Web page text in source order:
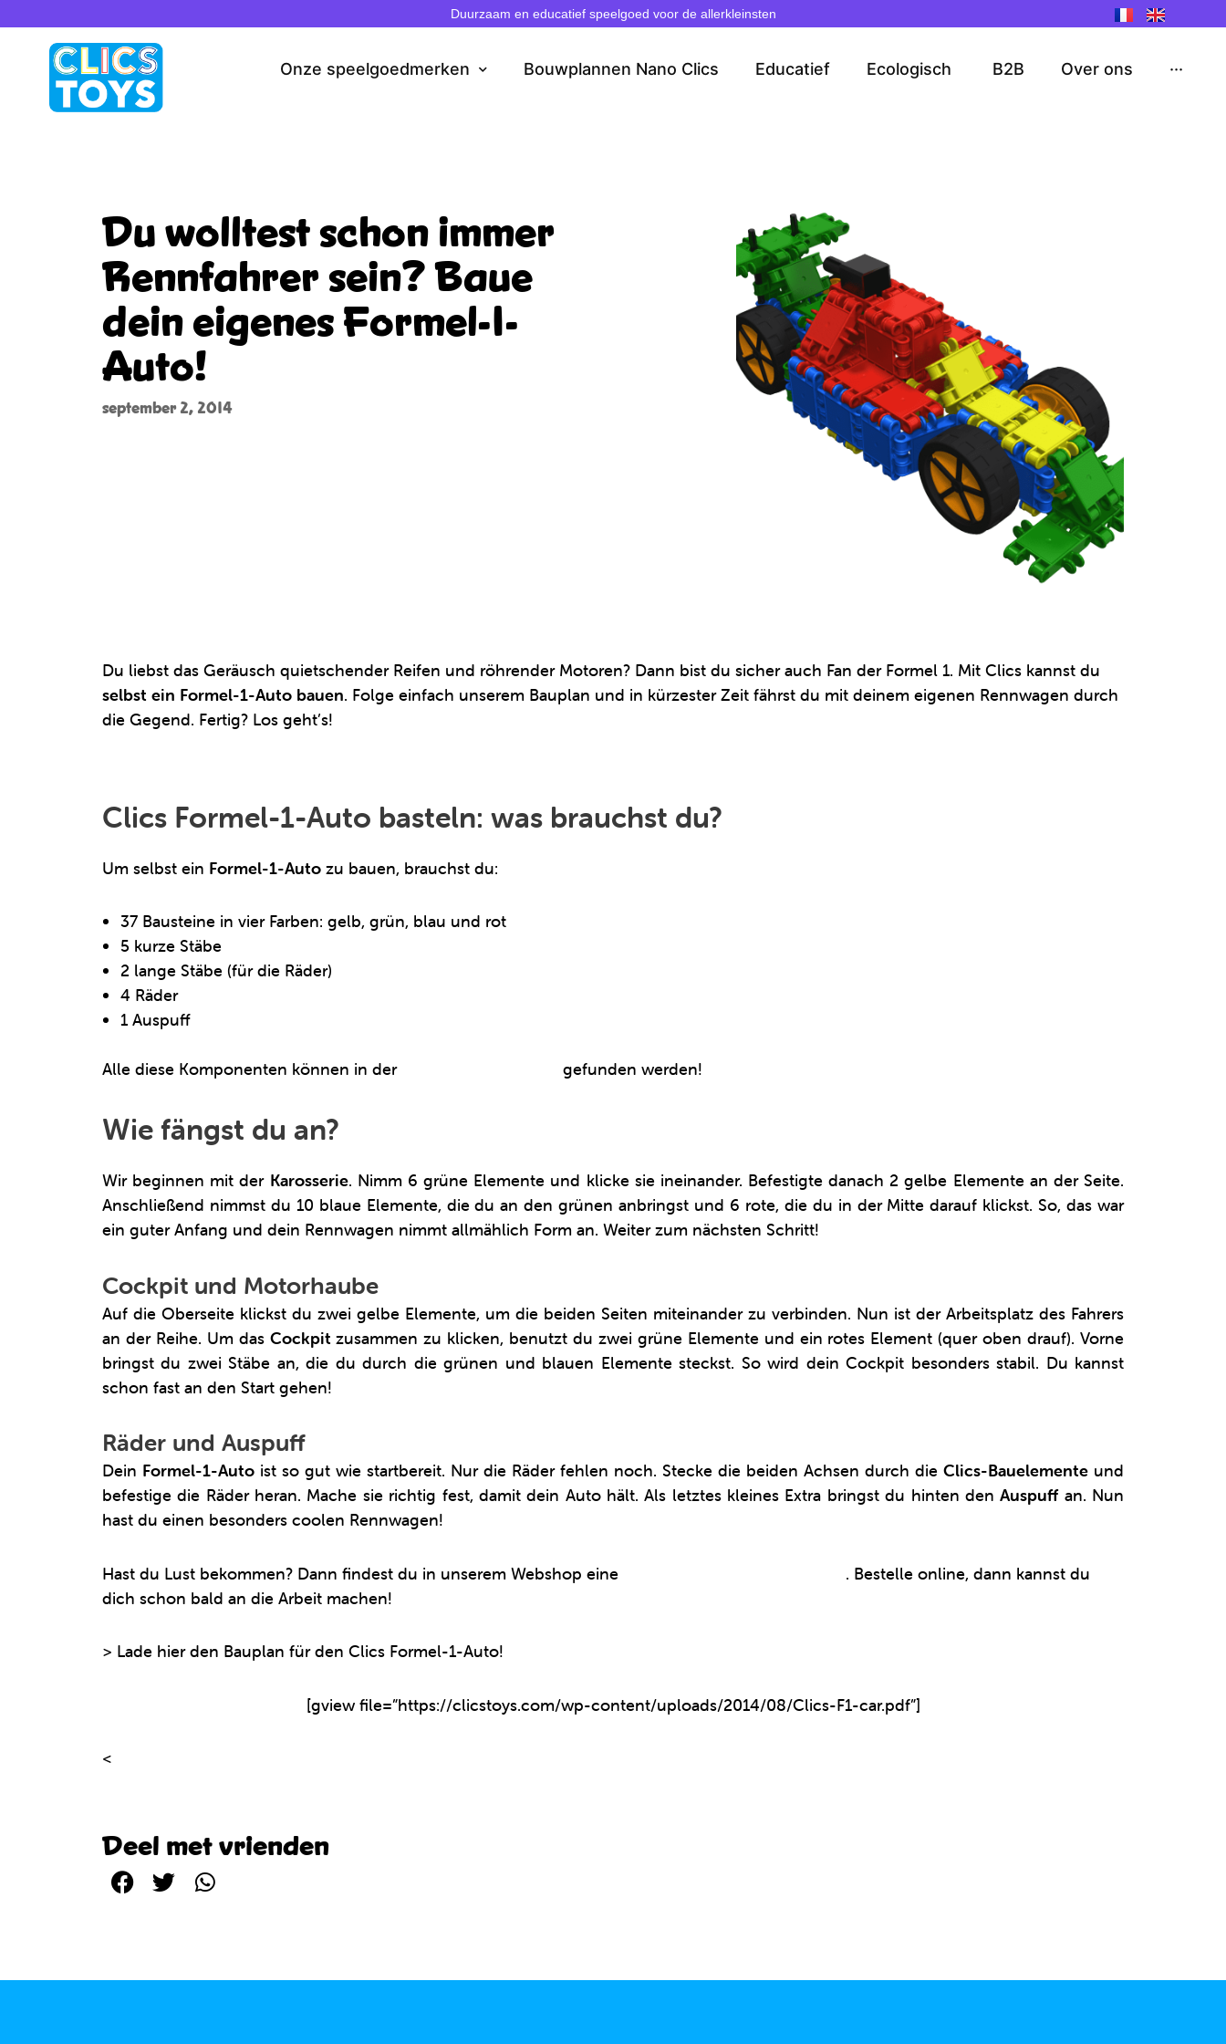
naar
Duurzaam en educatief speelgoed voor de allerkleinsten
Onze speelgoedmerken Bouwplannen Nano Clics Educatief Ecologisch B2B Over ons ···
Du wolltest schon immer
Rennfahrer sein? Baue
dein eigenes Formel-1-
Auto!
september 2, 2014
Du liebst das Geräusch quietschender Reifen und röhrender Motoren? Dann bist du sicher auch Fan der Formel 1. Mit Clics kannst du
selbst ein Formel-1-Auto bauen. Folge einfach unserem Bauplan und in kürzester Zeit fährst du mit deinem eigenen Rennwagen durch
die Gegend. Fertig? Los geht’s!
Clics Formel-1-Auto basteln: was brauchst du?
Um selbst ein Formel-1-Auto zu bauen, brauchst du:
37 Bausteine in vier Farben: gelb, grün, blau und rot
5 kurze Stäbe
2 lange Stäbe (für die Räder)
4 Räder
1 Auspuff
Alle diese Komponenten können in der gefunden werden!
Wie fängst du an?
Wir beginnen mit der Karosserie. Nimm 6 grüne Elemente und klicke sie ineinander. Befestigte danach 2 gelbe Elemente an der Seite.
Anschließend nimmst du 10 blaue Elemente, die du an den grünen anbringst und 6 rote, die du in der Mitte darauf klickst. So, das war
ein guter Anfang und dein Rennwagen nimmt allmählich Form an. Weiter zum nächsten Schritt!
Cockpit und Motorhaube
Auf die Oberseite klickst du zwei gelbe Elemente, um die beiden Seiten miteinander zu verbinden. Nun ist der Arbeitsplatz des Fahrers
an der Reihe. Um das Cockpit zusammen zu klicken, benutzt du zwei grüne Elemente und ein rotes Element (quer oben drauf). Vorne
bringst du zwei Stäbe an, die du durch die grünen und blauen Elemente steckst. So wird dein Cockpit besonders stabil. Du kannst
schon fast an den Start gehen!
Räder und Auspuff
Dein Formel-1-Auto ist so gut wie startbereit. Nur die Räder fehlen noch. Stecke die beiden Achsen durch die Clics-Bauelemente und
befestige die Räder heran. Mache sie richtig fest, damit dein Auto hält. Als letztes kleines Extra bringst du hinten den Auspuff an. Nun
hast du einen besonders coolen Rennwagen!
Hast du Lust bekommen? Dann findest du in unserem Webshop eine
. Bestelle online, dann kannst du
dich schon bald an die Arbeit machen!
> Lade hier den Bauplan für den Clics Formel-1-Auto!
[gview file=”https://clicstoys.com/wp-content/uploads/2014/08/Clics-F1-car.pdf”]
<
Deel met vrienden